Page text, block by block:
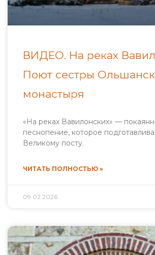
ВИДЕО. На реках
Поют сестры
монастыря
«На реках Вавилонских» —
песнопение, которое
Великому посту.
ЧИТАТЬ ПОЛНОСТЬЮ »
09.02.2026